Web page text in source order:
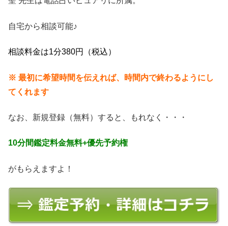
自宅から相談可能♪
相談料金は1分380円（税込）
※ 最初に希望時間を伝えれば、時間内で終わるようにし
てくれます
なお、新規登録（無料）すると、もれなく・・・
10分間鑑定料金無料+優先予約権
がもらえますよ！